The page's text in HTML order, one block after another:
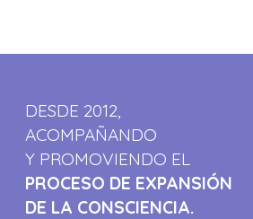
DESDE 2012,
ACOMPAÑANDO
Y PROMOVIENDO EL
PROCESO DE EXPANSIÓN
DE LA CONSCIENCIA.